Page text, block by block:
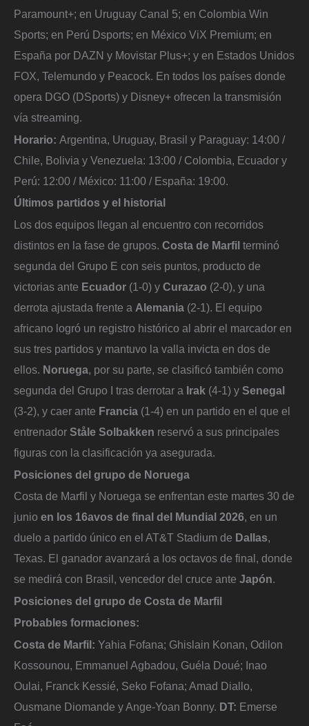
Paramount+; en Uruguay Canal 5; en Colombia Win
Sports; en Perú Dsports; en México ViX Premium; en
España por DAZN y Movistar Plus+; y en Estados Unidos
FOX, Telemundo y Peacock. En todos los países donde
opera DGO (DSports) y Disney+ ofrecen la transmisión
vía streaming.
Horario: Argentina, Uruguay, Brasil y Paraguay: 14:00 /
Chile, Bolivia y Venezuela: 13:00 / Colombia, Ecuador y
Perú: 12:00 / México: 11:00 / España: 19:00.
Últimos partidos y el historial
Los dos equipos llegan al encuentro con recorridos
distintos en la fase de grupos. Costa de Marfil terminó
segunda del Grupo E con seis puntos, producto de
victorias ante Ecuador (1-0) y Curazao (2-0), y una
derrota ajustada frente a Alemania (2-1). El equipo
africano logró un registro histórico al abrir el marcador en
sus tres partidos y mantuvo la valla invicta en dos de
ellos. Noruega, por su parte, se clasificó también como
segunda del Grupo I tras derrotar a Irak (4-1) y Senegal
(3-2), y caer ante Francia (1-4) en un partido en el que el
entrenador Ståle Solbakken reservó a sus principales
figuras con la clasificación ya asegurada.
Posiciones del grupo de Noruega
Costa de Marfil y Noruega se enfrentan este martes 30 de
junio en los 16avos de final del Mundial 2026, en un
duelo a partido único en el AT&T Stadium de Dallas,
Texas. El ganador avanzará a los octavos de final, donde
se medirá con Brasil, vencedor del cruce ante Japón.
Posiciones del grupo de Costa de Marfil
Probables formaciones:
Costa de Marfil: Yahia Fofana; Ghislain Konan, Odilon
Kossounou, Emmanuel Agbadou, Guéla Doué; Inao
Oulai, Franck Kessié, Seko Fofana; Amad Diallo,
Ousmane Diomande y Ange-Yoan Bonny. DT: Emerse